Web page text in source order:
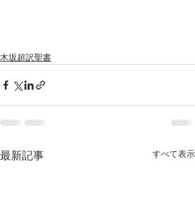
木坂超訳聖書
最新記事 すべて表示